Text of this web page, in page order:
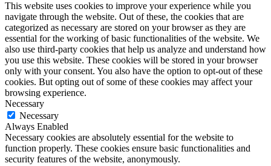
This website uses cookies to improve your experience while you
navigate through the website. Out of these, the cookies that are
categorized as necessary are stored on your browser as they are
essential for the working of basic functionalities of the website. We
also use third-party cookies that help us analyze and understand how
you use this website. These cookies will be stored in your browser
only with your consent. You also have the option to opt-out of these
cookies. But opting out of some of these cookies may affect your
browsing experience.
Necessary
Necessary
Always Enabled
Necessary cookies are absolutely essential for the website to
function properly. These cookies ensure basic functionalities and
security features of the website, anonymously.